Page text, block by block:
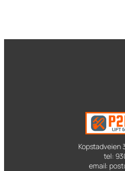
Kopstadveien
tel:
email: